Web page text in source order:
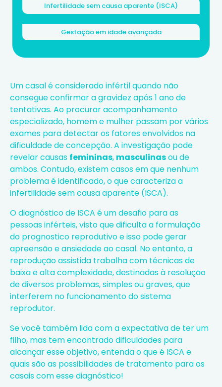
Infertilidade sem causa aparente (ISCA)
Gestação em idade avançada
Um casal é considerado infértil quando não
consegue confirmar a gravidez após 1 ano de
tentativas. Ao procurar acompanhamento
especializado, homem e mulher passam por vários
exames para detectar os fatores envolvidos na
dificuldade de concepção. A investigação pode
revelar causas femininas, masculinasou de
ambos. Contudo, existem casos em que nenhum
problema é identificado, o que caracteriza a
infertilidade sem causa aparente (ISCA).
O diagnóstico de ISCA é um desafio para as
pessoas inférteis, visto que dificulta a formulação
do prognostico reprodutivo e isso pode gerar
apreensão e ansiedade ao casal. No entanto, a
reprodução assistida trabalha com técnicas de
baixa e alta complexidade, destinadas à resolução
de diversos problemas, simples ou graves, que
interferem no funcionamento do sistema
reprodutor.
Se você também lida com a expectativa de ter um
filho, mas tem encontrado dificuldades para
alcançar esse objetivo, entenda o que é ISCA e
quais são as possibilidades de tratamento para os
casais com esse diagnóstico!